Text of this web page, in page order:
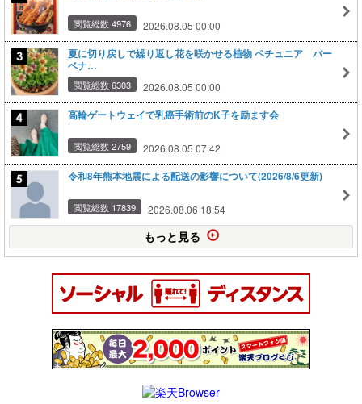
閲覧総数 4976 2026.08.05 00:00
夏に切り戻しで繰り返し花を咲かせる植物 ペチュニア バー
ベナ…
閲覧総数 6303 2026.08.05 00:00
高輪ゲートウェイで乳癌手術前のK子を励ます会
閲覧総数 2759 2026.08.05 07:42
令和8年熊本地震による配送の影響について(2026/8/6更新)
閲覧総数 17839 2026.08.06 18:54
もっと見る